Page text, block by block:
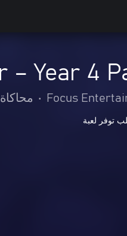
– Year 4
Focus
• محاكاة
توفر لعبة